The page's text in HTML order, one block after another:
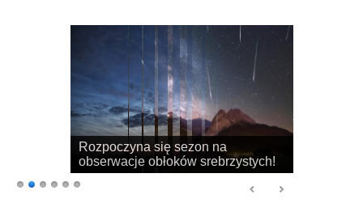
Rozpoczyna się sezon na
obserwacje obłoków srebrzystych!